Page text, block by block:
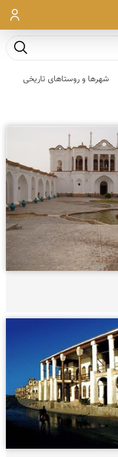
ورود
جست و
شهرها و روستاهای تاریخی